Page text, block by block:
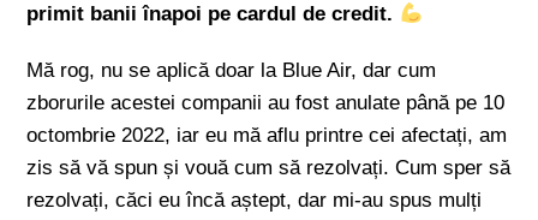
primit banii înapoi pe cardul de credit.
Mă rog, nu se aplică doar la Blue Air, dar cum
zborurile acestei companii au fost anulate până pe 10
octombrie 2022, iar eu mă aflu printre cei afectați, am
zis să vă spun și vouă cum să rezolvați. Cum sper să
rezolvați, căci eu încă aștept, dar mi-au spus mulți